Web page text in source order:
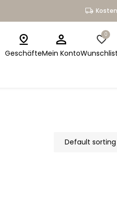
GeschäfteMein Konto
0